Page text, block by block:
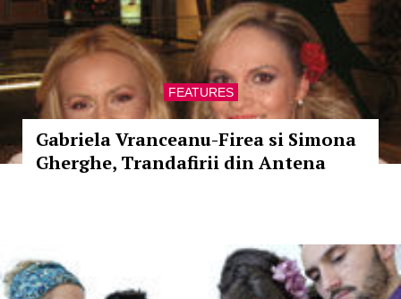
FEATURES
Gabriela Vranceanu-Firea si Simona
Gherghe, Trandafirii din Antena